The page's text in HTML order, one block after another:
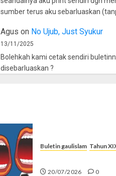
sumber terus aku sebarluaskan
Agus on No Ujub, Just Syukur
13/11/2025
Bolehkah kami cetak sendiri
disebarluaskan ?
Buletin gaulislam Tahun
20/07/2026 0